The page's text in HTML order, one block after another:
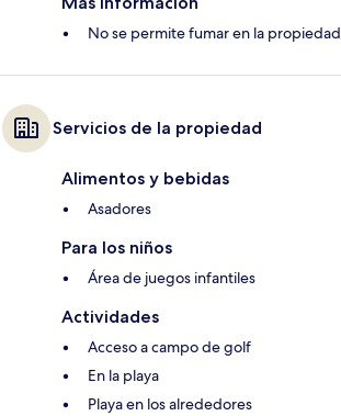
No se permite fumar en la propiedad
Servicios de la propiedad
Alimentos y bebidas
Asadores
Para los niños
Área de juegos infantiles
Actividades
Acceso a campo de golf
En la playa
Playa en los alrededores